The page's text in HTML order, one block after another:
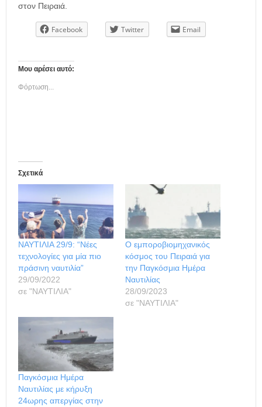
στον Πειραιά.
Facebook Twitter Email
Μου αρέσει αυτό:
Φόρτωση...
Σχετικά
ΝΑΥΤΙΛΙΑ 29/9: “Νέες
τεχνολογίες για μία πιο
πράσινη ναυτιλία”
29/09/2022
σε "ΝΑΥΤΙΛΙΑ"
Ο εμποροβιομηχανικός
κόσμος του Πειραιά για
την Παγκόσμια Ημέρα
Ναυτιλίας
28/09/2023
σε "ΝΑΥΤΙΛΙΑ"
Παγκόσμια Ημέρα
Ναυτιλίας με κήρυξη
24ωρης απεργίας στην